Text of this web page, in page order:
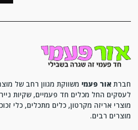
חברת אור פעמי משווקת מגוון רחב של
לעסקים החל מכלים חד פעמיים, שקיות נייר
מוצרי אריזה מקרטון, כלים מתכלים, כלי
מוצרים רבים.